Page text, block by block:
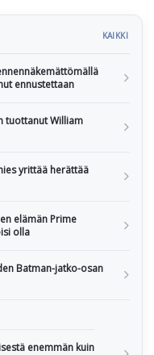
KAIKKI
ennustettaan
tuottanut William
yrittää herättää
elämän Prime
olla
Batman-jatko-osan
enemmän kuin